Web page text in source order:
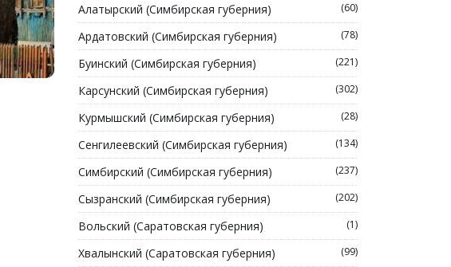
Алатырский (Симбирская губерния) (60)
Ардатовский (Симбирская губерния) (78)
Буинский (Симбирская губерния) (221)
Карсунский (Симбирская губерния) (302)
Курмышский (Симбирская губерния) (28)
Сенгилеевский (Симбирская губерния) (134)
Симбирский (Симбирская губерния) (237)
Сызранский (Симбирская губерния) (202)
Вольский (Саратовская губерния) (1)
Хвалынский (Саратовская губерния) (99)